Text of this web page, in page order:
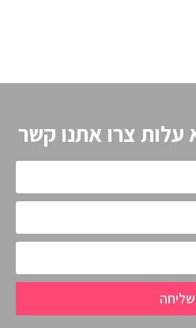
עלות צרו אתנו קשר
שליחה